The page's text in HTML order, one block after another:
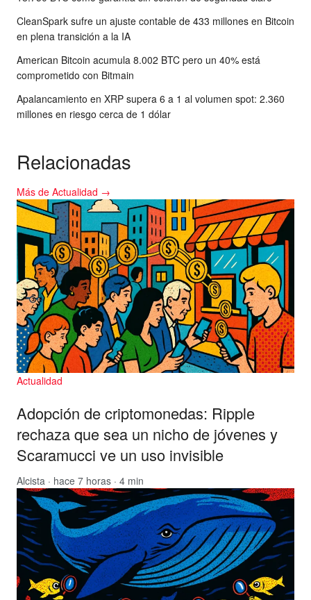
CleanSpark sufre un ajuste contable de 433 millones en Bitcoin
en plena transición a la IA
American Bitcoin acumula 8.002 BTC pero un 40% está
comprometido con Bitmain
Apalancamiento en XRP supera 6 a 1 al volumen spot: 2.360
millones en riesgo cerca de 1 dólar
Relacionadas
Más de Actualidad →
Actualidad
Adopción de criptomonedas: Ripple
rechaza que sea un nicho de jóvenes y
Scaramucci ve un uso invisible
Alcista · hace 7 horas · 4 min